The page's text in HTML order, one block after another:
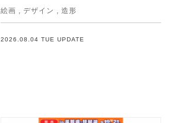
絵画 , デザイン , 造形
2026.08.04 TUE UPDATE